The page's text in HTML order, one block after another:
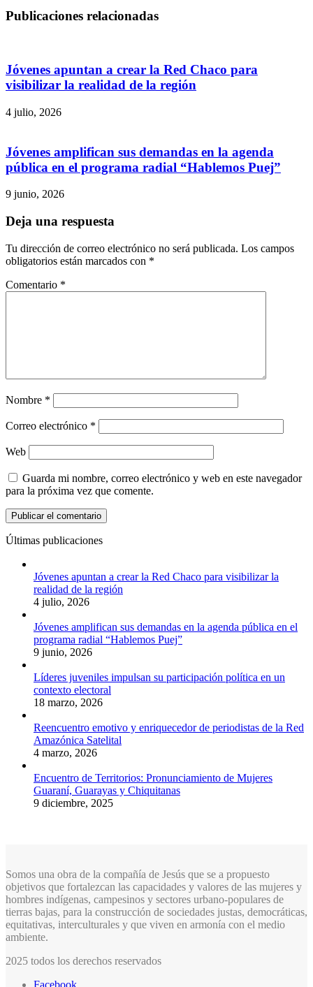
Publicaciones relacionadas
Jóvenes apuntan a crear la Red Chaco para
visibilizar la realidad de la región
4 julio, 2026
Jóvenes amplifican sus demandas en la agenda
pública en el programa radial “Hablemos Puej”
9 junio, 2026
Deja una respuesta
Tu dirección de correo electrónico no será publicada. Los campos
obligatorios están marcados con *
Comentario *
Nombre *
Correo electrónico *
Web
Guarda mi nombre, correo electrónico y web en este navegador
para la próxima vez que comente.
Últimas publicaciones
Jóvenes apuntan a crear la Red Chaco para visibilizar la
realidad de la región
4 julio, 2026
Jóvenes amplifican sus demandas en la agenda pública en el
programa radial “Hablemos Puej”
9 junio, 2026
Líderes juveniles impulsan su participación política en un
contexto electoral
18 marzo, 2026
Reencuentro emotivo y enriquecedor de periodistas de la Red
Amazónica Satelital
4 marzo, 2026
Encuentro de Territorios: Pronunciamiento de Mujeres
Guaraní, Guarayas y Chiquitanas
9 diciembre, 2025
Somos una obra de la compañía de Jesús que se a propuesto
objetivos que fortalezcan las capacidades y valores de las mujeres y
hombres indígenas, campesinos y sectores urbano-populares de
tierras bajas, para la construcción de sociedades justas, democráticas,
equitativas, interculturales y que viven en armonía con el medio
ambiente.
2025 todos los derechos reservados
Facebook